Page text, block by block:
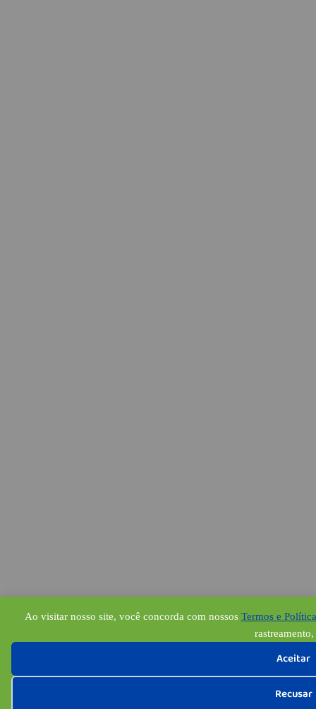
Ao visitar nosso site, você concorda com nossos Termos e
Aceitar
Recusar